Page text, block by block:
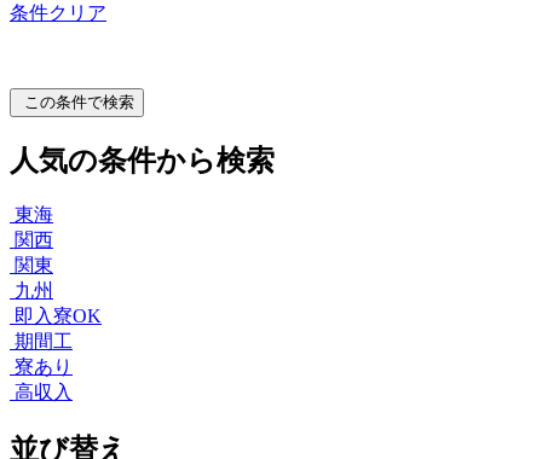
条件クリア
この条件で検索
人気の条件から検索
東海
関西
関東
九州
即入寮OK
期間工
寮あり
高収入
並び替え